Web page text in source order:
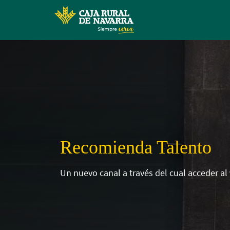
Recomienda Talento
Un nuevo canal a través del cual acceder al